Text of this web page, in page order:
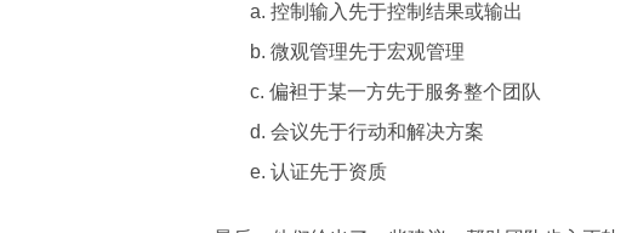
a. 控制输入先于控制结果或输出
b. 微观管理先于宏观管理
c. 偏袒于某一方先于服务整个团队
d. 会议先于行动和解决方案
e. 认证先于资质